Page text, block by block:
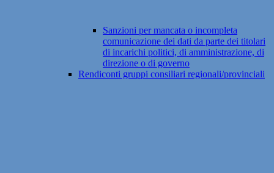
Sanzioni per mancata o incompleta
comunicazione dei dati da parte dei titolari
di incarichi politici, di amministrazione, di
direzione o di governo
Rendiconti gruppi consiliari regionali/provinciali